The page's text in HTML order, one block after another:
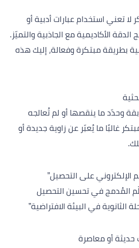
تعني استخدام عبارات أدبية أو
الأكاديمية مع الجاذبية والتميّز.
بطريقة مبتكرة وفعالة، إليك هذه
وحدّد ما ينقصها أو لم تُعالجه
غالبًا ما يُعبّر عن زاوية جديدة أو
الإلكتروني على التحصيل”
المُدمج في تحسين التحصيل
الثانوية في البيئة الافتراضية”
أو معاصرة